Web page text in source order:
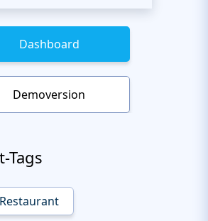
Dashboard
Demoversion
Tags